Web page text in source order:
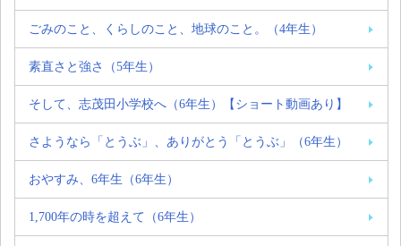
ごみのこと、くらしのこと、地球のこと。（4年生）
素直さと強さ（5年生）
そして、志茂田小学校へ（6年生）【ショート動画あり】
さようなら「とうぶ」、ありがとう「とうぶ」（6年生）
おやすみ、6年生（6年生）
1,700年の時を超えて（6年生）